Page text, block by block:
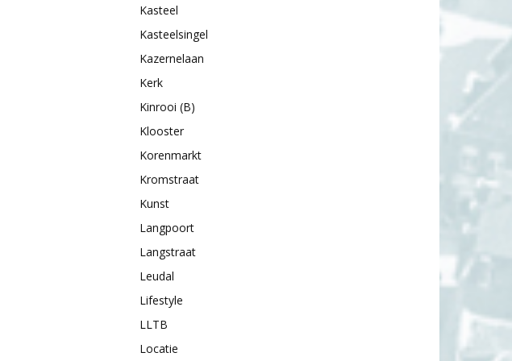
Kasteel
Kasteelsingel
Kazernelaan
Kerk
Kinrooi (B)
Klooster
Korenmarkt
Kromstraat
Kunst
Langpoort
Langstraat
Leudal
Lifestyle
LLTB
Locatie